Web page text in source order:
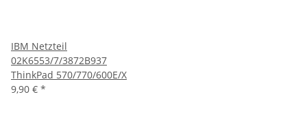
IBM Netzteil
02K6553/7/3872B937
ThinkPad 570/770/600E/X
9,90 € *